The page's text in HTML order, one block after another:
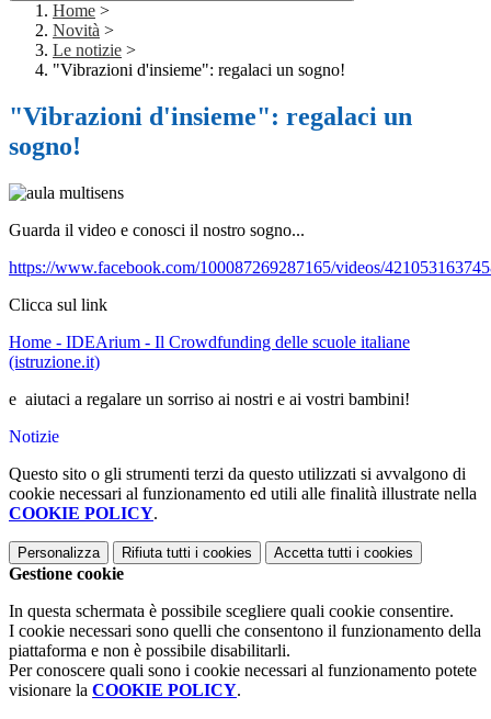
Home >
Novità >
Le notizie >
"Vibrazioni d'insieme": regalaci un sogno!
"Vibrazioni d'insieme": regalaci un
sogno!
Guarda il video e conosci il nostro sogno...
https://www.facebook.com/100087269287165/videos/
Clicca sul link
Home - IDEArium - Il Crowdfunding delle scuole italiane
(istruzione.it)
e aiutaci a regalare un sorriso ai nostri e ai vostri bambini!
Notizie
Questo sito o gli strumenti terzi da questo utilizzati si avvalgono di
cookie necessari al funzionamento ed utili alle finalità illustrate nella
COOKIE POLICY.
Personalizza Rifiuta tutti i cookies Accetta tutti i cookies
Gestione cookie
In questa schermata è possibile scegliere quali cookie consentire.
I cookie necessari sono quelli che consentono il funzionamento della
piattaforma e non è possibile disabilitarli.
Per conoscere quali sono i cookie necessari al funzionamento potete
visionare la COOKIE POLICY.